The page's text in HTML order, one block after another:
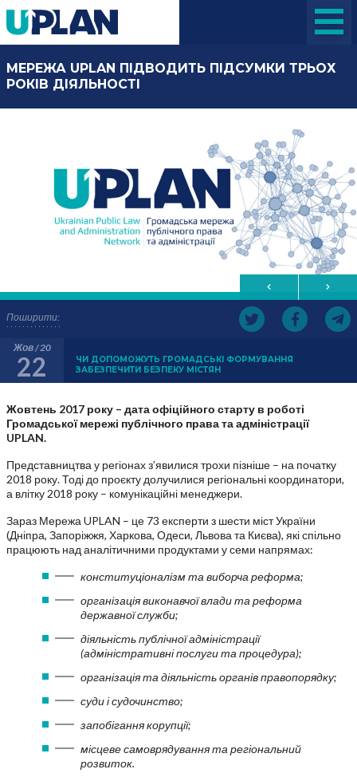
Поширити:
МЕРЕЖА UPLAN ПІДВОДИТЬ ПІДСУМКИ ТРЬОХ
РОКІВ ДІЯЛЬНОСТІ
Жов / 20
22
ЧИ ДОПОМОЖУТЬ ГРОМАДСЬКІ ФОРМУВАННЯ
ЗАБЕЗПЕЧИТИ БЕЗПЕКУ МІСТЯН
Жовтень 2017 року – дата офіційного старту в роботі
Громадської мережі публічного права та адміністрації
UPLAN.
Представництва у регіонах з’явилися трохи пізніше – на початку
2018 року. Тоді до проєкту долучилися регіональні координатори,
а влітку 2018 року – комунікаційні менеджери.
Зараз Мережа UPLAN – це 73 експерти з шести міст України
(Дніпра, Запоріжжя, Харкова, Одеси, Львова та Києва), які спільно
працюють над аналітичними продуктами у семи напрямах:
конституціоналізм та виборча реформа;
організація виконавчої влади та реформа
державної служби;
діяльність публічної адміністрації
(адміністративні послуги та процедура);
організація та діяльність органів правопорядку;
суди і судочинство;
запобігання корупції;
місцеве самоврядування та регіональний
розвиток.